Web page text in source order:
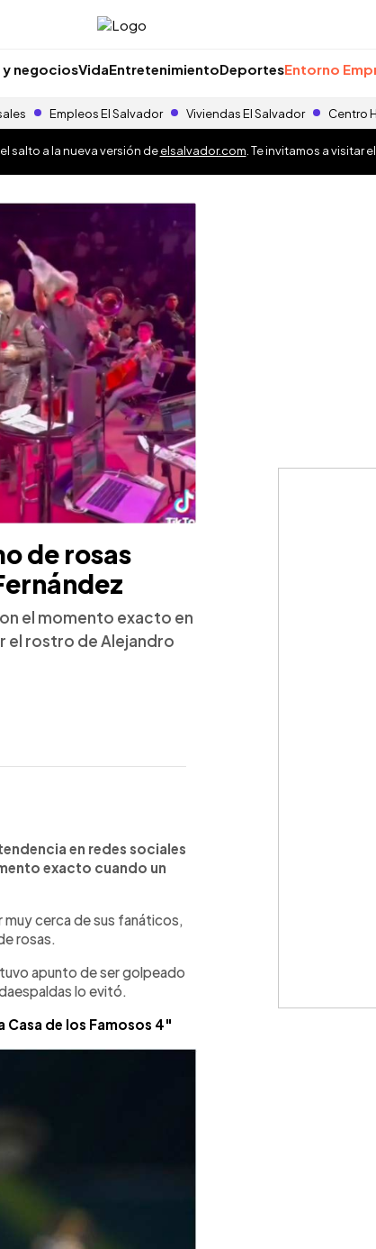
y negociosVidaEntretenimientoDeportesEntorno
Empleos El Salvador Viviendas El Salvador Centro
salto a la nueva versión deelsalvador.com . Te invitamos a
de rosas
el momento exacto en
el rostro de Alejandro
en redes sociales
exacto cuando un
cerca de sus fanáticos,
rosas.
apunto de ser golpeado
lo evitó.
Casa de los Famosos 4"